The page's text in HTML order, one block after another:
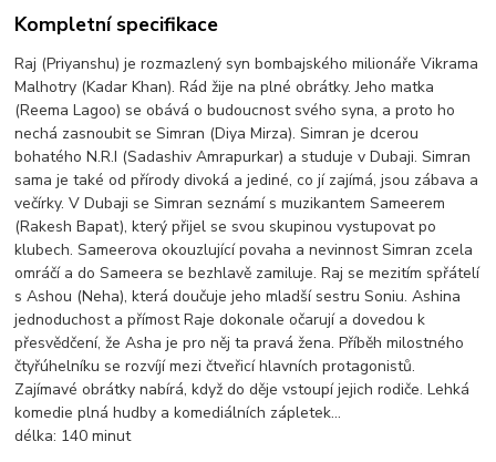
Kompletní specifikace
Raj (Priyanshu) je rozmazlený syn bombajského milionáře Vikrama
Malhotry (Kadar Khan). Rád žije na plné obrátky. Jeho matka
(Reema Lagoo) se obává o budoucnost svého syna, a proto ho
nechá zasnoubit se Simran (Diya Mirza). Simran je dcerou
bohatého N.R.I (Sadashiv Amrapurkar) a studuje v Dubaji. Simran
sama je také od přírody divoká a jediné, co jí zajímá, jsou zábava a
večírky. V Dubaji se Simran seznámí s muzikantem Sameerem
(Rakesh Bapat), který přijel se svou skupinou vystupovat po
klubech. Sameerova okouzlující povaha a nevinnost Simran zcela
omráčí a do Sameera se bezhlavě zamiluje. Raj se mezitím spřátelí
s Ashou (Neha), která doučuje jeho mladší sestru Soniu. Ashina
jednoduchost a přímost Raje dokonale očarují a dovedou k
přesvědčení, že Asha je pro něj ta pravá žena. Příběh milostného
čtyřúhelníku se rozvíjí mezi čtveřicí hlavních protagonistů.
Zajímavé obrátky nabírá, když do děje vstoupí jejich rodiče. Lehká
komedie plná hudby a komediálních zápletek...
délka: 140 minut